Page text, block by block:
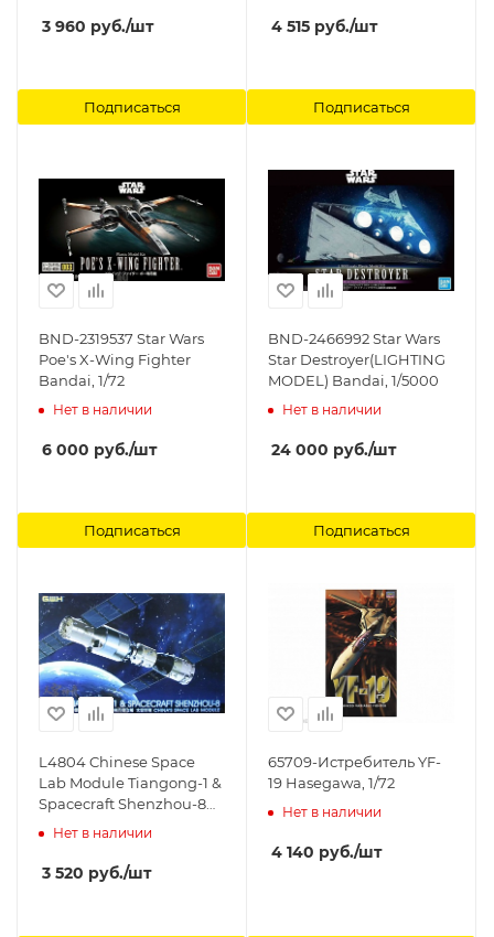
ANGEL (1/300) Hasegawa,
3 960 руб./шт
Подписаться
Hasegawa, 1/2500
4 515 руб./шт
Подписаться
BND-2319537 Star Wars
Poe's X-Wing Fighter
Bandai, 1/72
Нет в наличии
6 000 руб./шт
Подписаться
BND-2466992 Star Wars
Star Destroyer(LIGHTING
MODEL) Bandai, 1/5000
Нет в наличии
24 000 руб./шт
Подписаться
L4804 Chinese Space
Lab Module Tiangong-1 &
Spacecraft Shenzhou-8
Great Wall
Нет в наличии
3 520 руб./шт
65709-Истребитель YF-
19 Hasegawa, 1/72
Нет в наличии
4 140 руб./шт